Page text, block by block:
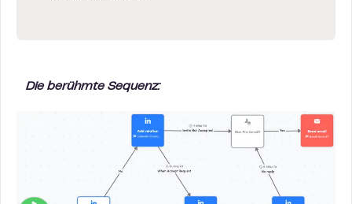
Die berühmte Sequenz: